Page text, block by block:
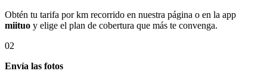
Obtén tu tarifa por km recorrido en nuestra página o en la app
miituo y elige el plan de cobertura que más te convenga.
02
Envía las fotos